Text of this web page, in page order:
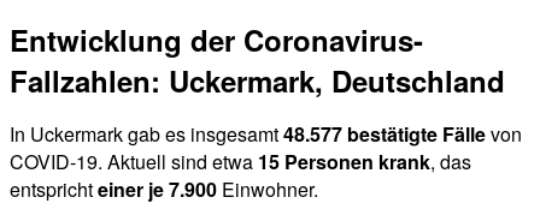
Entwicklung der Coronavirus-
Fallzahlen: Uckermark, Deutschland
In Uckermark gab es insgesamt48.577 bestätigte Fällevon
COVID-19. Aktuell sind etwa 15 Personen krank, das
entsprichteiner je 7.900 Einwohner.